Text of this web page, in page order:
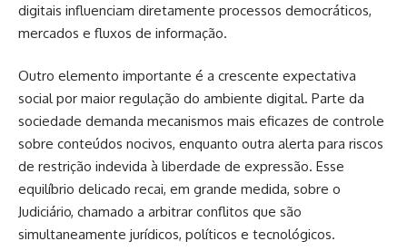
digitais influenciam diretamente processos democráticos,
mercados e fluxos de informação.
Outro elemento importante é a crescente expectativa
social por maior regulação do ambiente digital. Parte da
sociedade demanda mecanismos mais eficazes de controle
sobre conteúdos nocivos, enquanto outra alerta para riscos
de restrição indevida à liberdade de expressão. Esse
equilíbrio delicado recai, em grande medida, sobre o
Judiciário, chamado a arbitrar conflitos que são
simultaneamente jurídicos, políticos e tecnológicos.